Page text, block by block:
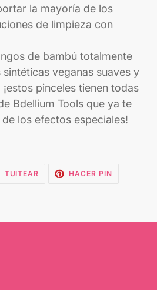
la mayoría de los
de limpieza con
de bambú totalmente
veganas suaves y
pinceles tienen todas
Bdellium Tools que ya te
los efectos especiales!
TUITEAR TUITEARHACER PINPINEAR
EN